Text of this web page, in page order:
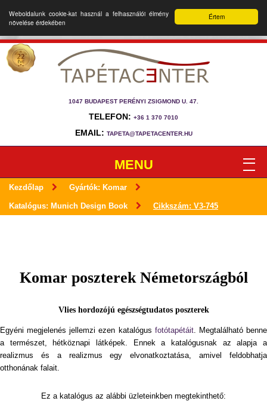
Értem
Weboldalunk cookie-kat használ a felhasználói élmény
növelése érdekében
1047 BUDAPEST PERÉNYI ZSIGMOND U. 47.
TELEFON: +36 1 370 7010
EMAIL: TAPETA@TAPETACENTER.HU
MENU
Kezdőlap Gyártók: Komar
Katalógus: Munich Design Book Cikkszám: V3-745
Komar poszterek Németországból
Vlies hordozójú egészségtudatos poszterek
Egyéni megjelenés jellemzi ezen katalógus fotótapétáit. Megtalálható benne
a természet, hétköznapi látképek. Ennek a katalógusnak az alapja a
realizmus és a realizmus egy elvonatkoztatása, amivel feldobhatja
otthonának falait.
Ez a katalógus az alábbi üzleteinkben megtekinthető: